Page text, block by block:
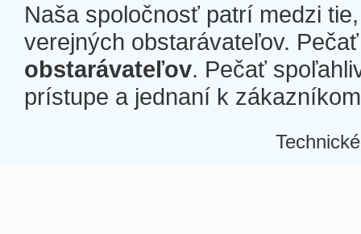
Naša spoločnosť patrí medzi
verejných obstarávateľov.
obstarávateľov. Pečať
prístupe a jednaní k